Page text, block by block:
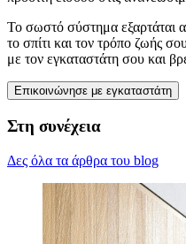
Το σωστό σύστημα εξαρτάται
το σπίτι και τον τρόπο ζωής
με τον εγκαταστάτη σου και
Επικοινώνησε με εγκαταστάτη
Στη συνέχεια
Δες όλα τα άρθρα του blog